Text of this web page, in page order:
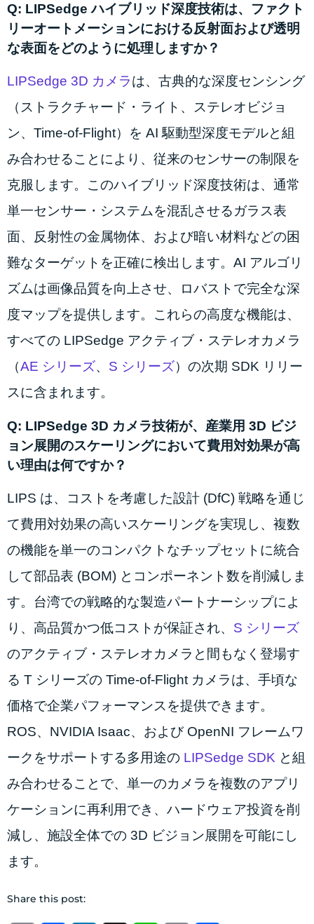
Q: LIPSedge ハイブリッド深度技術は、ファクト
リーオートメーションにおける反射面および透明
な表面をどのように処理しますか？
LIPSedge 3D カメラは、古典的な深度センシング
（ストラクチャード・ライト、ステレオビジョ
ン、Time-of-Flight）を AI 駆動型深度モデルと組
み合わせることにより、従来のセンサーの制限を
克服します。このハイブリッド深度技術は、通常
単一センサー・システムを混乱させるガラス表
面、反射性の金属物体、および暗い材料などの困
難なターゲットを正確に検出します。AI アルゴリ
ズムは画像品質を向上させ、ロバストで完全な深
度マップを提供します。これらの高度な機能は、
すべての LIPSedge アクティブ・ステレオカメラ
（AE シリーズ、 S シリーズ）の次期 SDK リリー
スに含まれます。
Q: LIPSedge 3D カメラ技術が、産業用 3D ビジ
ョン展開のスケーリングにおいて費用対効果が高
い理由は何ですか？
LIPS は、コストを考慮した設計 (DfC) 戦略を通じ
て費用対効果の高いスケーリングを実現し、複数
の機能を単一のコンパクトなチップセットに統合
して部品表 (BOM) とコンポーネント数を削減しま
す。台湾での戦略的な製造パートナーシップによ
り、高品質かつ低コストが保証され、 S シリーズ
のアクティブ・ステレオカメラと間もなく登場す
る T シリーズの Time-of-Flight カメラは、手頃な
価格で企業パフォーマンスを提供できます。
ROS、NVIDIA Isaac、および OpenNI フレームワ
ークをサポートする多用途の LIPSedge SDK と組
み合わせることで、単一のカメラを複数のアプリ
ケーションに再利用でき、ハードウェア投資を削
減し、施設全体での 3D ビジョン展開を可能にし
ます。
Share this post: